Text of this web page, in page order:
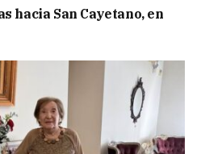
hacia San Cayetano, en